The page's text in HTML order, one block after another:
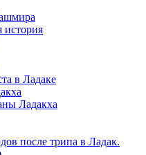
история
в Ладаке
Ладакха
после трипа в Ладак.